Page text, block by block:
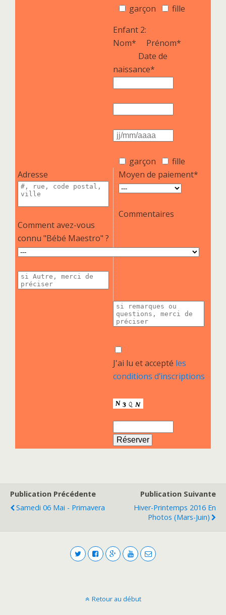
garçon
fille
Enfant 2:
Nom*
Prénom*
Date de
naissance*
garçon
fille
Adresse
Comment avez-vous
connu "Bébé Maestro" ?
Moyen de paiement*
Commentaires
J'ai lu et accepté les
conditions d’inscriptions
Publication Précédente
Samedi 06 Mai - Primavera
Publication Suivante
Hiver-Printemps 2016 En
Photos (Mars-Juin)
Retour au début